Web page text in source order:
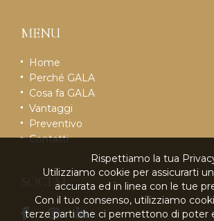
MENU
Home
Perché GALA
Cosa fa GALA
Vantaggi
Preventivo
Contatti
SOCIAL
Rispettiamo la tua
Utilizziamo cookie per assicurarti
accurata ed in linea con le tue
Con il tuo consenso, utilizziamo
terze parti che ci permettono di poter